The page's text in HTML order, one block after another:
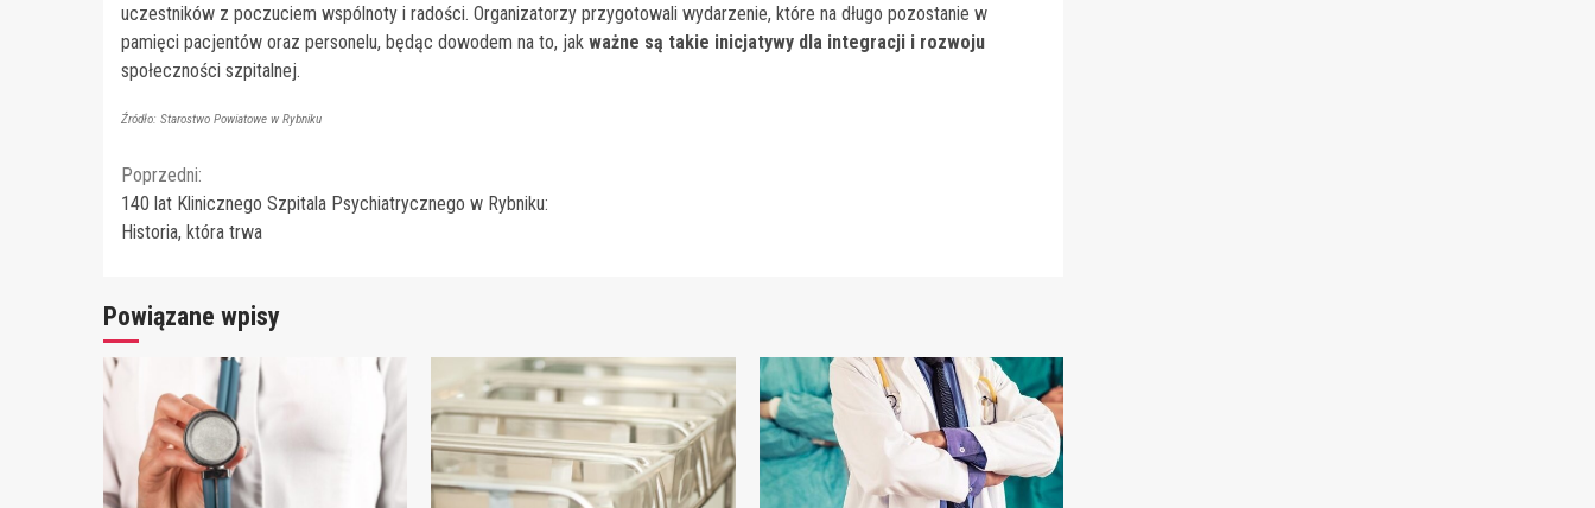
uczestników z poczuciem wspólnoty i radości. Organizatorzy przygotowali wydarzenie, które na długo pozostanie w
pamięci pacjentów oraz personelu, będąc dowodem na to, jak ważne są takie inicjatywy dla integracji i rozwoju
społeczności szpitalnej.
Źródło: Starostwo Powiatowe w Rybniku
Continue
Reading
Poprzedni:
140 lat Klinicznego Szpitala Psychiatrycznego w Rybniku:
Historia, która trwa
Powiązane wpisy